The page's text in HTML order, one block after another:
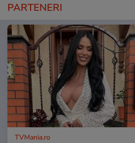
PARTENERI
TVMania.ro